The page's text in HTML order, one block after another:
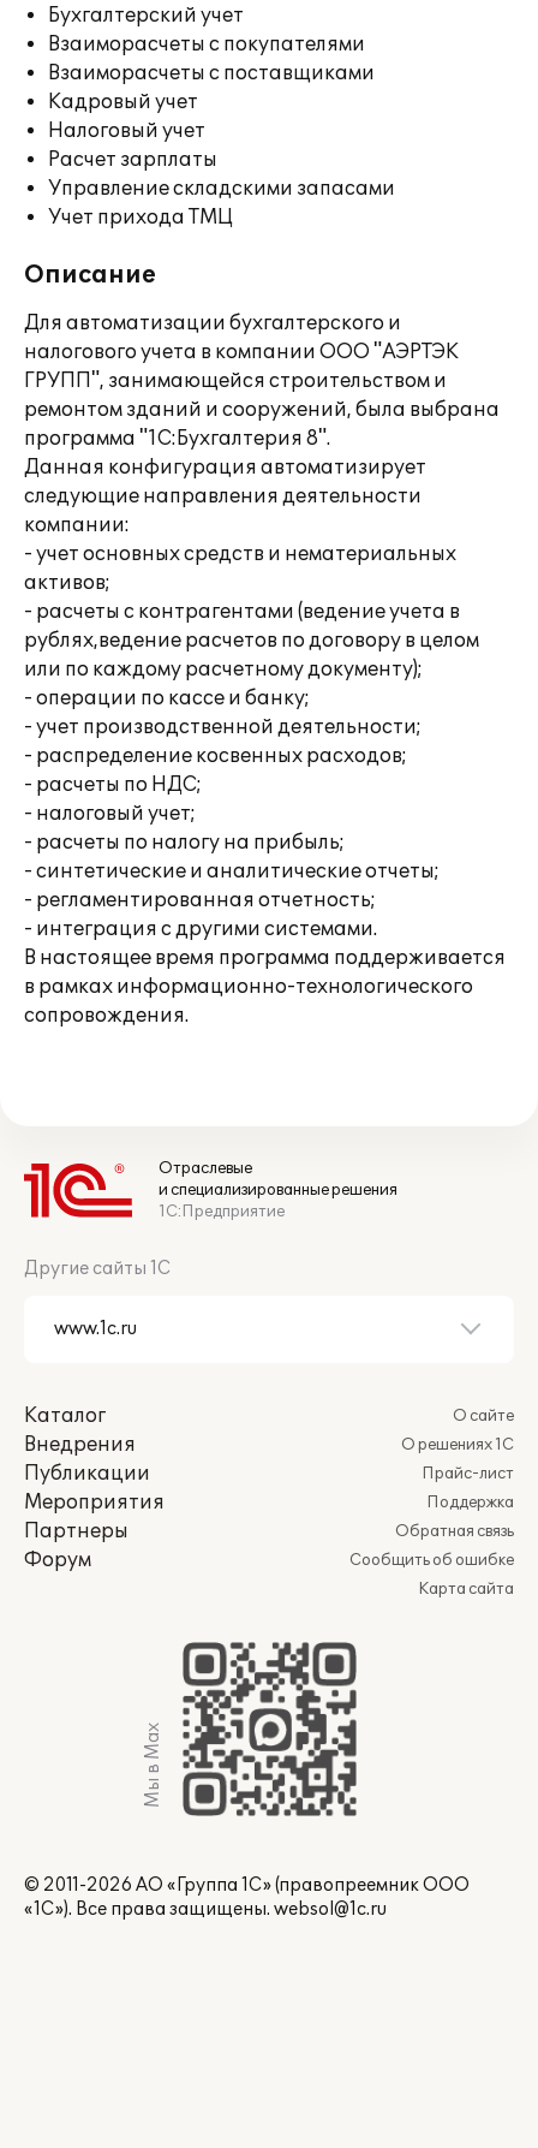
Бухгалтерский учет
Взаиморасчеты с покупателями
Взаиморасчеты с поставщиками
Кадровый учет
Налоговый учет
Расчет зарплаты
Управление складскими запасами
Учет прихода ТМЦ
Описание
Для автоматизации бухгалтерского и
налогового учета в компании ООО "АЭРТЭК
ГРУПП", занимающейся строительством и
ремонтом зданий и сооружений, была выбрана
программа "1С:Бухгалтерия 8".
Данная конфигурация автоматизирует
следующие направления деятельности
компании:
- учет основных средств и нематериальных
активов;
- расчеты с контрагентами (ведение учета в
рублях,ведение расчетов по договору в целом
или по каждому расчетному документу);
- операции по кассе и банку;
- учет производственной деятельности;
- распределение косвенных расходов;
- расчеты по НДС;
- налоговый учет;
- расчеты по налогу на прибыль;
- синтетические и аналитические отчеты;
- регламентированная отчетность;
- интеграция с другими системами.
В настоящее время программа поддерживается
в рамках информационно-технологического
сопровождения.
Отраслевые
и специализированные решения
1С:Предприятие
Другие сайты 1С
Каталог
Внедрения
Публикации
Мероприятия
Партнеры
Форум
О сайте
О решениях 1С
Прайс-лист
Поддержка
Обратная связь
Сообщить об ошибке
Карта сайта
Мы в Max
© 2011-2026 АО «Группа 1С» (правопреемник ООО
«1С»). Все права защищены. websol@1c.ru